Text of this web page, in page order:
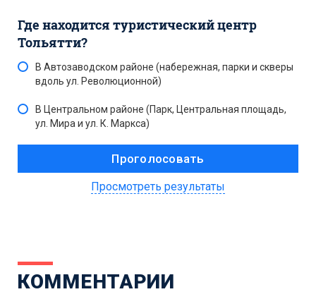
Где находится туристический центр
Тольятти?
В Автозаводском районе (набережная, парки и скверы
вдоль ул. Революционной)
В Центральном районе (Парк, Центральная площадь,
ул. Мира и ул. К. Маркса)
Просмотреть результаты
КОММЕНТАРИИ